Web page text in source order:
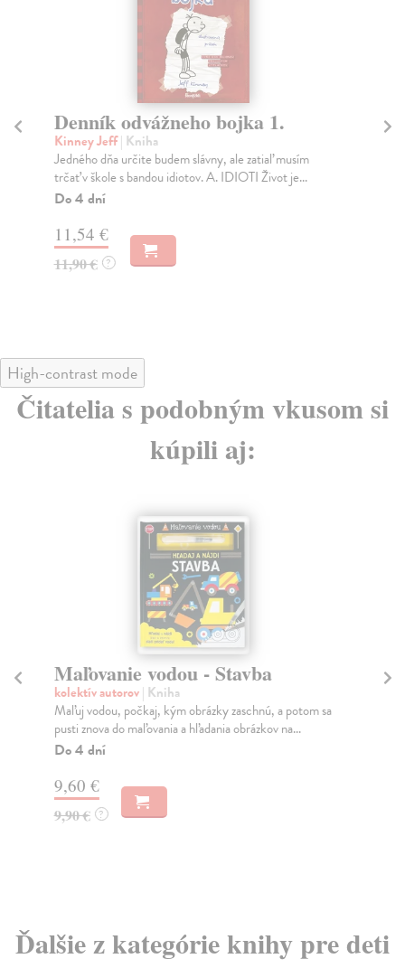
Denník odvážneho bojka 1.
Kinney Jeff| Kniha
Jedného dňa určite budem slávny, ale zatiaľ musím
trčať v škole s bandou idiotov. A. IDIOTI Život je...
Do 4 dní
11,54 €
11,90 € ?
High-contrast mode
Čitatelia s podobným vkusom si
kúpili aj:
Maľovanie vodou - Stavba
kolektív autorov| Kniha
Maľuj vodou, počkaj, kým obrázky zaschnú, a potom sa
pusti znova do maľovania a hľadania obrázkov na...
Do 4 dní
9,60 €
9,90 € ?
Ďalšie z kategórie knihy pre deti